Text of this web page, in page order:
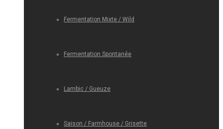
Fermentation Mixte / Wild
Fermentation Spontanée
Lambic / Gueuze
Saison / Farmhouse / Grisette